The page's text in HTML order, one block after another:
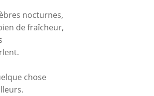
nocturnes,
de fraîcheur,
chose